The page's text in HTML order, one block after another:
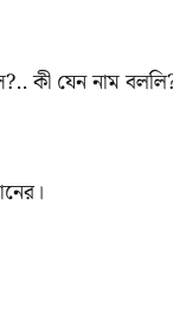
কী যেন নাম